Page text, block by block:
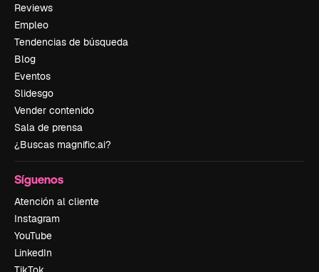
Reviews
Empleo
Tendencias de búsqueda
Blog
Eventos
Slidesgo
Vender contenido
Sala de prensa
¿Buscas magnific.ai?
Síguenos
Atención al cliente
Instagram
YouTube
LinkedIn